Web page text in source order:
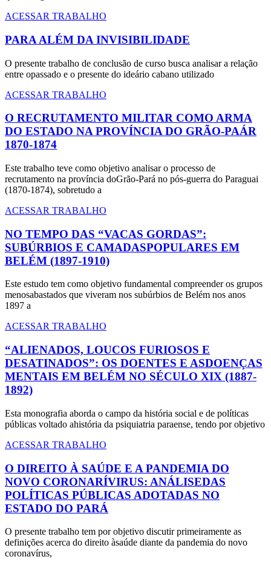
ACESSAR TRABALHO
PARA ALÉM DA INVISIBILIDADE
O presente trabalho de conclusão de curso busca analisar a relação
entre opassado e o presente do ideário cabano utilizado
ACESSAR TRABALHO
O RECRUTAMENTO MILITAR COMO ARMA
DO ESTADO NA PROVÍNCIA DO GRÃO-PAÁR
1870-1874
Este trabalho teve como objetivo analisar o processo de
recrutamento na província doGrão-Pará no pós-guerra do Paraguai
(1870-1874), sobretudo a
ACESSAR TRABALHO
NO TEMPO DAS “VACAS GORDAS”:
SUBÚRBIOS E CAMADASPOPULARES EM
BELÉM (1897-1910)
Este estudo tem como objetivo fundamental compreender os grupos
menosabastados que viveram nos subúrbios de Belém nos anos
1897 a
ACESSAR TRABALHO
“ALIENADOS, LOUCOS FURIOSOS E
DESATINADOS”: OS DOENTES E ASDOENÇAS
MENTAIS EM BELÉM NO SÉCULO XIX (1887-
1892)
Esta monografia aborda o campo da história social e de políticas
públicas voltado ahistória da psiquiatria paraense, tendo por objetivo
ACESSAR TRABALHO
O DIREITO À SAÚDE E A PANDEMIA DO
NOVO CORONARÍVIRUS: ANÁLISEDAS
POLÍTICAS PÚBLICAS ADOTADAS NO
ESTADO DO PARÁ
O presente trabalho tem por objetivo discutir primeiramente as
definições acerca do direito àsaúde diante da pandemia do novo
coronavírus,